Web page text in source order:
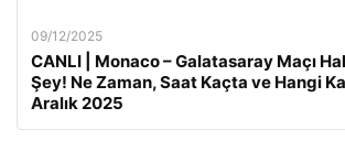
09/12/2025
CANLI | Monaco – Galatasaray Maçı
Şey! Ne Zaman, Saat Kaçta ve Hangi
Aralık 2025